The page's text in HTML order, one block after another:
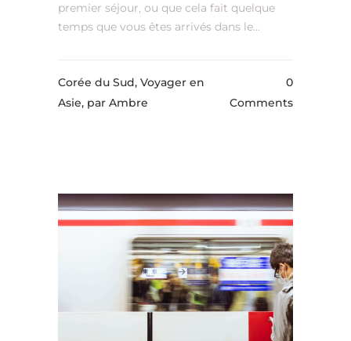
premier séjour, ou que cela fait quelque
temps que vous êtes arrivés dans le...
Corée du Sud, Voyager en
Asie, par Ambre
0
Comments